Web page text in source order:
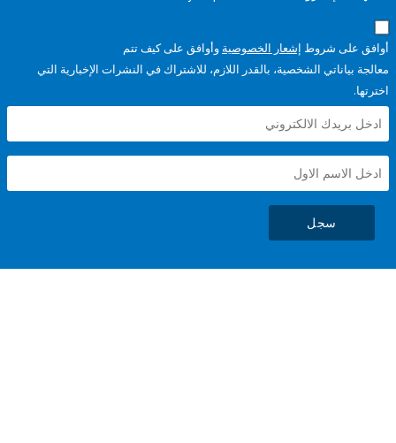
شروطإشعار الخصوصيةوأوافق على كيف تتم
الشخصية، بالقدر اللازم، للاشتراك في النشرات الإخبارية التي